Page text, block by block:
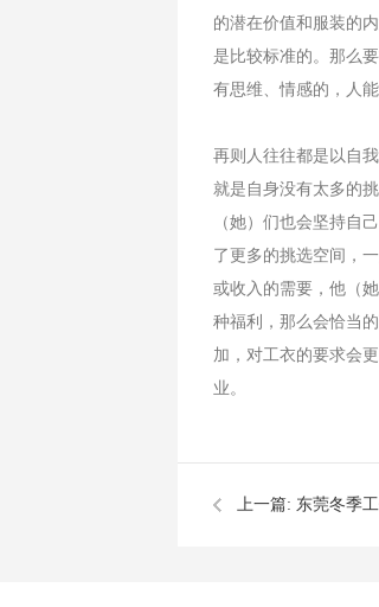
的潜在价值和服装的
是比较标准的。那么
有思维、情感的，人
再则人往往都是以自
就是自身没有太多的
（她）们也会坚持自
了更多的挑选空间，
或收入的需要，他（
种福利，那么会恰当
加，对工衣的要求会
业。
上一篇: 东莞冬季